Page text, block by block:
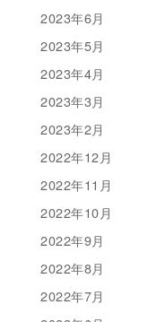
2023年6月
2023年5月
2023年4月
2023年3月
2023年2月
2022年12月
2022年11月
2022年10月
2022年9月
2022年8月
2022年7月